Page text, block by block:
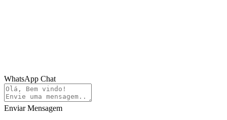
WhatsApp Chat
Enviar Mensagem